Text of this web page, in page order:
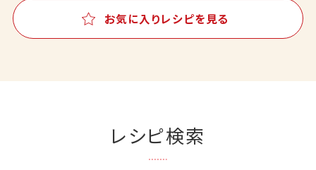
お気に入りレシピを見る
レシピ検索